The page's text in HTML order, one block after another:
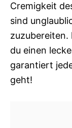
Cremigkeit
sind
zuzubereiten.
du einen
garantiert
geht!